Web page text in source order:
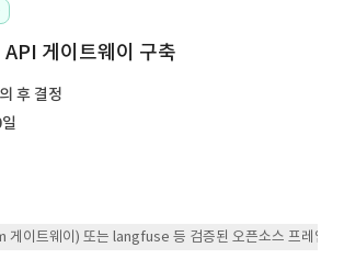
게이트웨이 구축
후 결정
이트웨이) 또는 langfuse 등 검증된 오픈소스 프레임워